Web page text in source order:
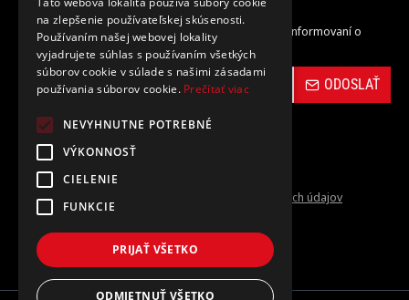
Odber noviniek
Zaregistrujte sa do nášho odberu noviniek a buďte informovaní o
novinkách a propagačných akciách.
ODOSLAŤ
Prečítal(a) som si a súhlasím s Ochrana osobných údajov
na zlepšenie používateľskej skúsenosti.
Používaním našej webovej lokality
vyjadrujete súhlas s používaním všetkých
súborov cookie v súlade s našimi zásadami
používania súborov cookie. Prečítať viac
NEVYHNUTNE POTREBNÉ
VÝKONNOSŤ
CIELENIE
FUNKCIE
PRIJAŤ VŠETKO
ODMIETNUŤ VŠETKO